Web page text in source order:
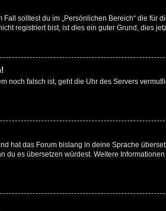
solltest du im „Persönlichen Bereich“ die für
registriert bist, ist dies ein guter Grund, dies
noch falsch ist, geht die Uhr des Servers
hat das Forum bislang in deine Sprache
es übersetzen würdest. Weitere